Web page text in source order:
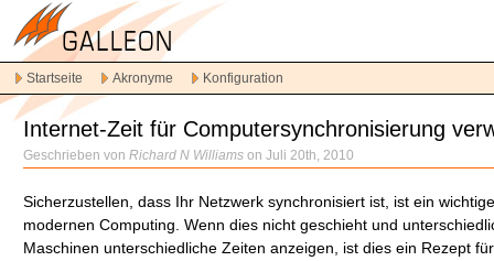
Direkt
zur
Hauptnavigation
Direkt
zum
Inhalt
Spring
sekundären
Inhalt
Startseite Akronyme Konfiguration
Internet-Zeit für Computersynchronisierung
Geschrieben von Richard N Williams on Juli 20th, 2010
Sicherzustellen, dass Ihr Netzwerk synchronisiert ist, ist ein
modernen Computing. Wenn dies nicht geschieht und
Maschinen unterschiedliche Zeiten anzeigen, ist dies ein Rezept